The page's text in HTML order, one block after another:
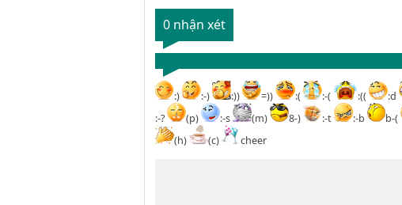
0 nhận xét
:) :-) :)) =)) :( :-( :(( :d
:-?
(p) :-s (m) 8-) :-t :-b b-(
(h)
(c) cheer